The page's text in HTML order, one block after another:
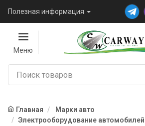
Полезная информация
Меню
Главная
Марки авто
Электрооборудование автомобилей